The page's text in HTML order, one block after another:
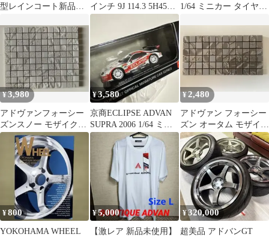
型レインコート新品未
き
インチ 9J 114.3 5H45
VAB
1/64 ミニカー タイヤと
¥3,980
アドヴァンフォーシー
ズンスノー モザイクタ
イル ハーフシート 約
10×12ピース
¥3,580
京商ECLIPSE ADVAN
SUPRA 2006 1/64 ミニ
カー
¥2,480
アドヴァン フォーシー
ズン オータム モザイク
タイル ハーフシート
12x6ピース
¥800
YOKOHAMA WHEEL
¥5,000
【激レア 新品未使用】
¥320,000
超美品 アドバンGT